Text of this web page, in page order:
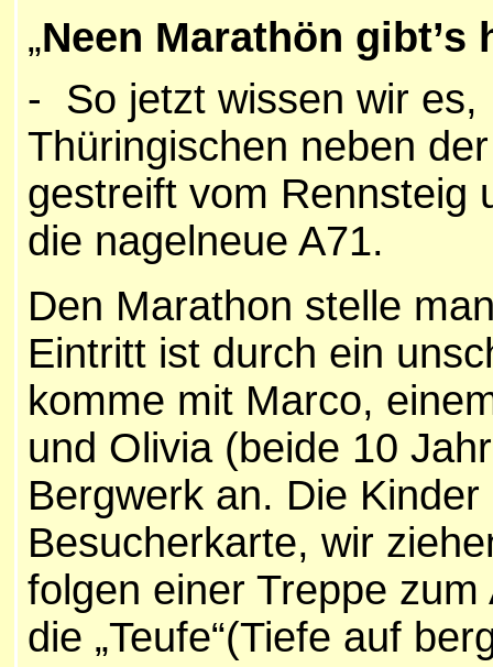
„Neen Marathön gibt’s
- So jetzt wissen wir es,
Thüringischen neben
gestreift vom Rennsteig
die nagelneue A71.
Den Marathon stelle
Eintritt ist durch ein
komme mit Marco,
und Olivia (beide 10
Bergwerk an. Die
Besucherkarte, wir
folgen einer Treppe
die „Teufe“(Tiefe auf